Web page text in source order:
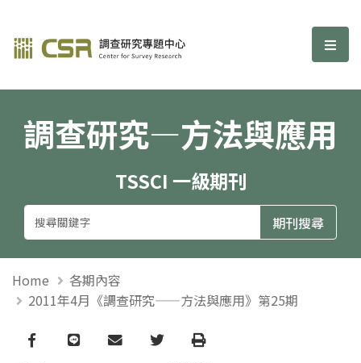
調查研究—方法與應用期刊 選
調查研究—方法與應用
TSSCI 一級期刊
Home
各期內容
2011年4月《調查研究——方法與應用》第25期
Facebook
line email TwitterPrint